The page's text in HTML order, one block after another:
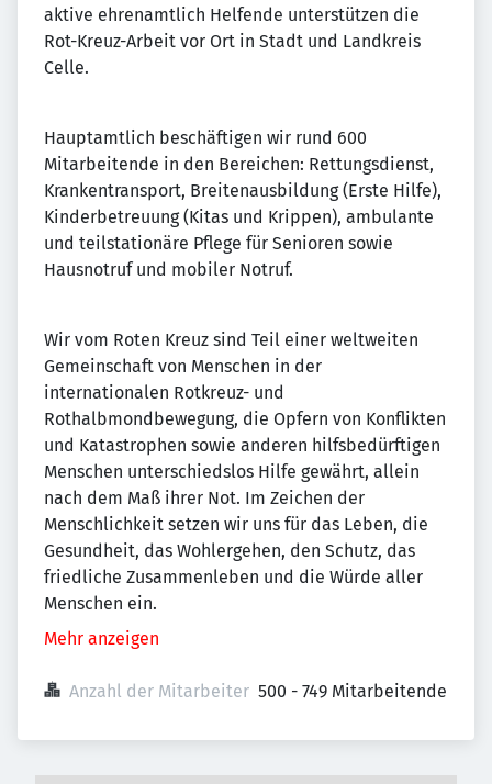
aktive ehrenamtlich Helfende unterstützen die
Rot-Kreuz-Arbeit vor Ort in Stadt und Landkreis
Celle.
Hauptamtlich beschäftigen wir rund 600
Mitarbeitende in den Bereichen: Rettungsdienst,
Krankentransport, Breitenausbildung (Erste Hilfe),
Kinderbetreuung (Kitas und Krippen), ambulante
und teilstationäre Pflege für Senioren sowie
Hausnotruf und mobiler Notruf.
Wir vom Roten Kreuz sind Teil einer weltweiten
Gemeinschaft von Menschen in der
internationalen Rotkreuz- und
Rothalbmondbewegung, die Opfern von Konflikten
und Katastrophen sowie anderen hilfsbedürftigen
Menschen unterschiedslos Hilfe gewährt, allein
nach dem Maß ihrer Not. Im Zeichen der
Menschlichkeit setzen wir uns für das Leben, die
Gesundheit, das Wohlergehen, den Schutz, das
friedliche Zusammenleben und die Würde aller
Menschen ein.
Mehr anzeigen
Anzahl der Mitarbeiter 500 - 749 Mitarbeitende